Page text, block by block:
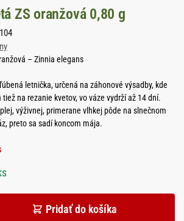
ZS oranžová 0,80 g
– Zinnia elegans
letnička, určená na záhonové výsadby, kde
na rezanie kvetov, vo váze vydrží až 14 dní.
výživnej, primerane vlhkej pôde na slnečnom
preto sa sadí koncom mája.
Pridať do košíka